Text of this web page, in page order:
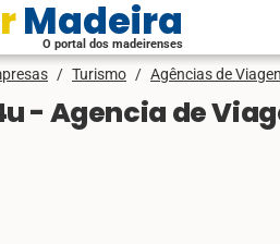
Madeira
O portal dos madeirenses
/ Turismo / Agências de
- Agencia de